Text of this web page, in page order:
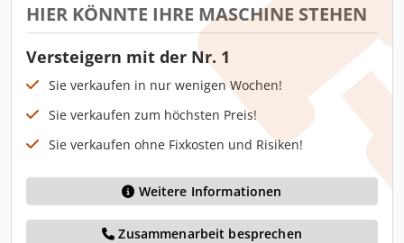
HIER KÖNNTE IHRE MASCHINE STEHEN
Versteigern mit der Nr. 1
Sie verkaufen in nur wenigen Wochen!
Sie verkaufen zum höchsten Preis!
Sie verkaufen ohne Fixkosten und Risiken!
Weitere Informationen
Zusammenarbeit besprechen